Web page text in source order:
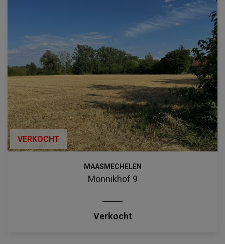
VERKOCHT
MAASMECHELEN
Monnikhof 9
Verkocht